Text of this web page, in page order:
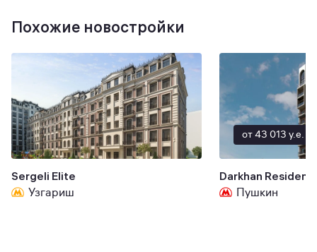
Похожие новостройки
Sergeli Elite
Узгариш
от 43 013 y.e.
Darkhan
Пушкин